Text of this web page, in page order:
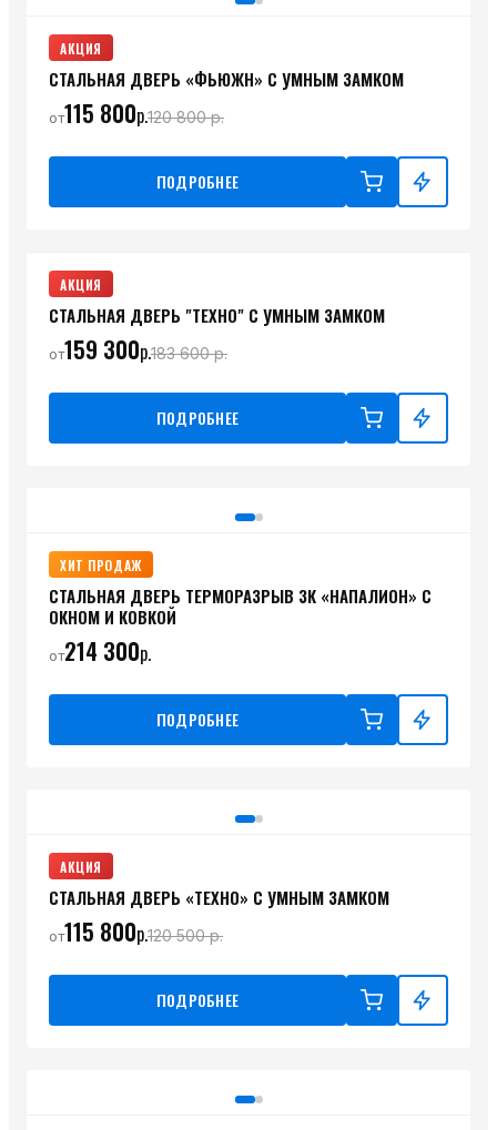
АКЦИЯ
СТАЛЬНАЯ ДВЕРЬ «ФЬЮЖН» С УМНЫМ ЗАМКОМ
от115 800р.120 800р.
ПОДРОБНЕЕ
АКЦИЯ
СТАЛЬНАЯ ДВЕРЬ "ТЕХНО" C УМНЫМ ЗАМКОМ
от159 300р.183 600р.
ПОДРОБНЕЕ
ХИТ ПРОДАЖ
СТАЛЬНАЯ ДВЕРЬ ТЕРМОРАЗРЫВ 3К «НАПАЛИОН» С
ОКНОМ И КОВКОЙ
от214 300р.
ПОДРОБНЕЕ
АКЦИЯ
СТАЛЬНАЯ ДВЕРЬ «ТЕХНО» С УМНЫМ ЗАМКОМ
от115 800р.120 500р.
ПОДРОБНЕЕ